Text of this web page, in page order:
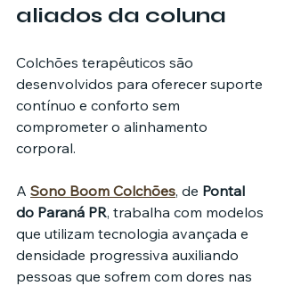
aliados da coluna
Colchões terapêuticos são
desenvolvidos para oferecer suporte
contínuo e conforto sem
comprometer o alinhamento
corporal.
A Sono Boom Colchões, de Pontal
do Paraná PR, trabalha com modelos
que utilizam tecnologia avançada e
densidade progressiva auxiliando
pessoas que sofrem com dores nas